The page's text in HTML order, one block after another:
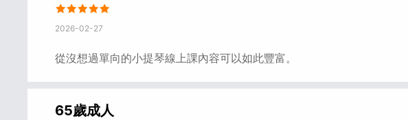
2026-02-27
從沒想過單向的小提琴線上課內容可以如此豐富。
65歲成人